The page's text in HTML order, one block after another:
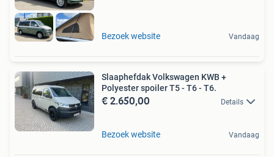
Bezoek website Vandaag
Slaaphefdak Volkswagen KWB +
Polyester spoiler T5 - T6 - T6.
€ 2.650,00 Details
Bezoek website Vandaag